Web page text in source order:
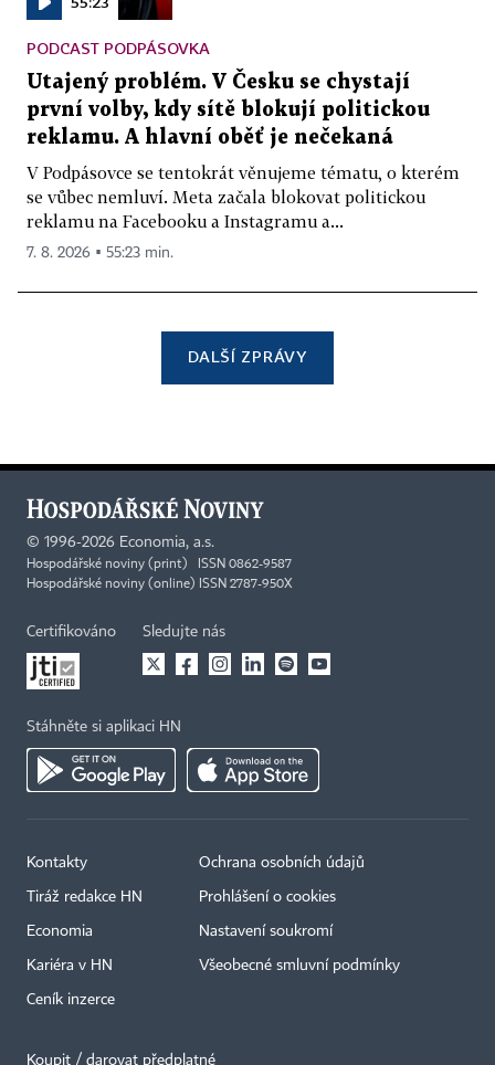
PODCAST PODPÁSOVKA
Utajený problém. V Česku se chystají
první volby, kdy sítě blokují politickou
reklamu. A hlavní oběť je nečekaná
V Podpásovce se tentokrát věnujeme tématu, o kterém
se vůbec nemluví. Meta začala blokovat politickou
reklamu na Facebooku a Instagramu a...
7. 8. 2026 ▪ 55:23 min.
DALŠÍ ZPRÁVY
© 1996-2026 Economia, a.s.
Hospodářské noviny (print) ISSN 0862-9587
Hospodářské noviny (online) ISSN 2787-950X
Certifikováno Sledujte nás
Stáhněte si aplikaci HN
Kontakty
Tiráž redakce HN
Economia
Kariéra v HN
Ceník inzerce
Ochrana osobních údajů
Prohlášení o cookies
Nastavení soukromí
Všeobecné smluvní podmínky
Koupit / darovat předplatné